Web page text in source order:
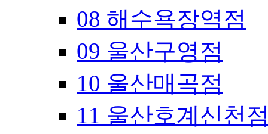
08 해수욕장역점
09 울산구영점
10 울산매곡점
11 울산호계신천